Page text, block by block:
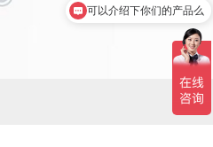
可以介绍下你们的产品么